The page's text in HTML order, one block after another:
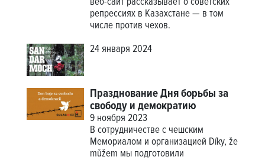
репрессиях в Казахстане — в том
числе против чехов.
24 января 2024
Празднование Дня борьбы за
свободу и демократию
9 ноября 2023
В сотрудничестве с чешским
Мемориалом и организацией Díky, že
můžem мы подготовили